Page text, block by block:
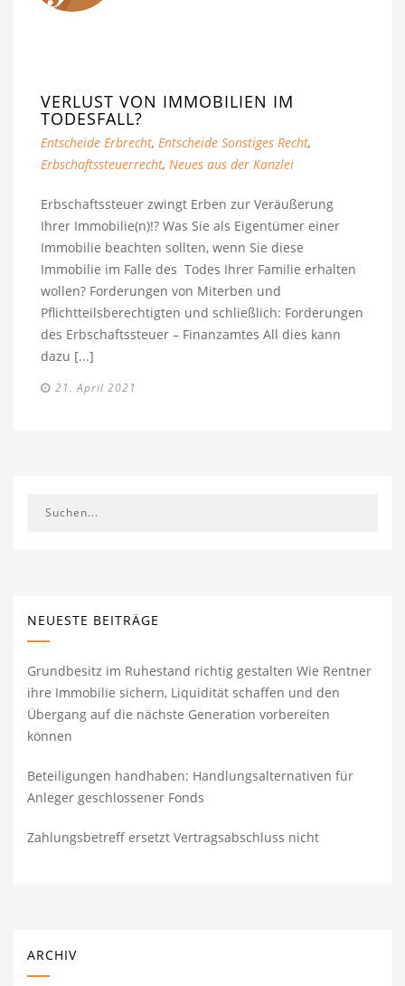
VERLUST VON IMMOBILIEN IM
TODESFALL?
Entscheide Erbrecht, Entscheide Sonstiges Recht,
Erbschaftssteuerrecht, Neues aus der Kanzlei
Erbschaftssteuer zwingt Erben zur Veräußerung
Ihrer Immobilie(n)!? Was Sie als Eigentümer einer
Immobilie beachten sollten, wenn Sie diese
Immobilie im Falle des Todes Ihrer Familie erhalten
wollen? Forderungen von Miterben und
Pflichtteilsberechtigten und schließlich: Forderungen
des Erbschaftssteuer – Finanzamtes All dies kann
dazu [...]
21. April 2021
NEUESTE BEITRÄGE
Grundbesitz im Ruhestand richtig gestalten Wie Rentner
ihre Immobilie sichern, Liquidität schaffen und den
Übergang auf die nächste Generation vorbereiten
können
Beteiligungen handhaben: Handlungsalternativen für
Anleger geschlossener Fonds
Zahlungsbetreff ersetzt Vertragsabschluss nicht
ARCHIV